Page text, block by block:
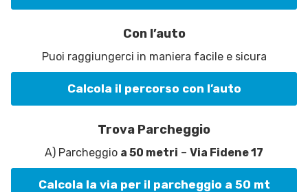
Con l’auto
Puoi raggiungerci in maniera facile e sicura
Calcola il percorso con l’auto
Trova Parcheggio
A) Parcheggio a 50 metri – Via Fidene 17
Calcola la via per il parcheggio a 50 mt